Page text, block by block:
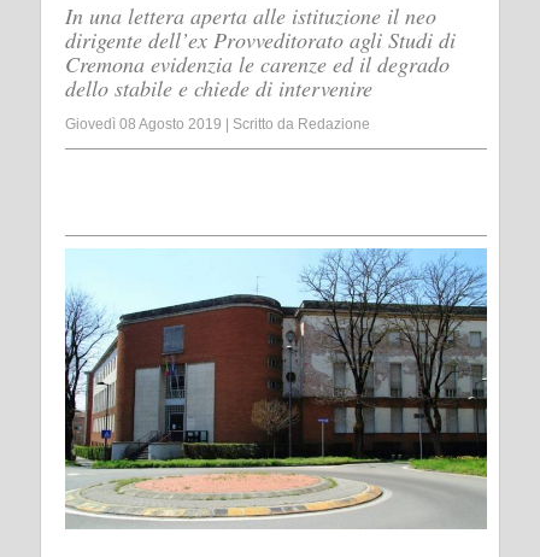
In una lettera aperta alle istituzione il neo
dirigente dell’ex Provveditorato agli Studi di
Cremona evidenzia le carenze ed il degrado
dello stabile e chiede di intervenire
Giovedì 08 Agosto 2019 Scritto da Redazione